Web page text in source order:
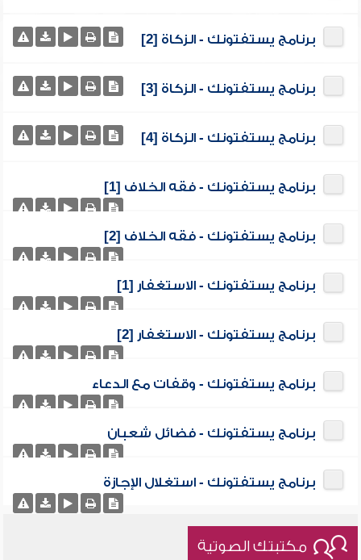
برنامج يستفتونك - الزكاة [2]
برنامج يستفتونك - الزكاة [3]
برنامج يستفتونك - الزكاة [4]
برنامج يستفتونك - فقه الخلاف [1]
برنامج يستفتونك - فقه الخلاف [2]
برنامج يستفتونك - الاستغفار [1]
برنامج يستفتونك - الاستغفار [2]
برنامج يستفتونك - وقفات مع الدعاء
برنامج يستفتونك - فضائل شعبان
برنامج يستفتونك - استغلال الإجازة
مكتبتك الصوتية